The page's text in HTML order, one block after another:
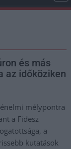
és más
az időköziken
mélypontra
a Fidesz
a
kutatások